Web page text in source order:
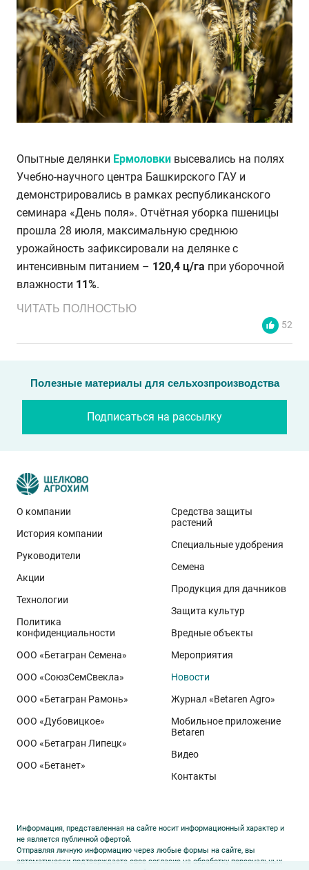
Опытные делянки Ермоловки высевались на полях
Учебно-научного центра Башкирского ГАУ и
демонстрировались в рамках республиканского
семинара «День поля». Отчётная уборка пшеницы
прошла 28 июля, максимальную среднюю
урожайность зафиксировали на делянке с
интенсивным питанием – 120,4 ц/га при уборочной
влажности 11%.
Эти результаты особенно показательны для
условий Приволжского федерального округа. Они
демонстрируют, что потенциал интенсивного сорта
реализуется при грамотном управлении
технологией: сбалансированном минеральном
питании, эффективной защите растений и точном
относится к новому поколению сортов орловского
биотипа озимой пшеницы. Это достижение
департамента селекции и семеноводства «Щёлково
Агрохим». Ей принадлежит рекорд
полученный в Орловской области в 2025 году.
Ермоловка максимально отзывчива на приёмы
интенсификации. Внесена в Государственный реестр
массивный поникающий колос и высокая
озернённость – до50–80
30у традиционных сортов. Именно такая
ЧИТАТЬ ПОЛНОСТЬЮ
52
Полезные материалы для сельхозпроизводства
Подписаться на рассылку
О компании
История компании
Руководители
Акции
Технологии
Политика
конфиденциальности
ООО «Бетагран Семена»
ООО «СоюзСемСвекла»
ООО «Бетагран Рамонь»
ООО «Дубовицкое»
ООО «Бетагран Липецк»
ООО «Бетанет»
Средства защиты
растений
Специальные удобрения
Семена
Продукция для дачников
Защита культур
Вредные объекты
Мероприятия
Новости
Журнал «Betaren Agro»
Мобильное приложение
Betaren
Видео
Контакты
Информация, представленная на сайте носит информационный характер и
не является публичной офертой.
Отправляя личную информацию через любые формы на сайте, вы
автоматически подтверждаете свое согласие на обработку персональных